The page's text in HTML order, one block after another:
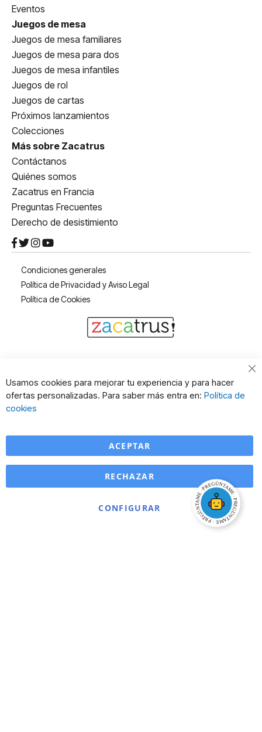
Eventos
Juegos de mesa
Juegos de mesa familiares
Juegos de mesa para dos
Juegos de mesa infantiles
Juegos de rol
Juegos de cartas
Próximos lanzamientos
Colecciones
Más sobre Zacatrus
Contáctanos
Quiénes somos
Zacatrus en Francia
Preguntas Frecuentes
Derecho de desistimiento
Condiciones generales
Política de Privacidad y Aviso Legal
Política de Cookies
Usamos cookies para mejorar tu experiencia y para hacer
ofertas personalizadas. Para saber más entra en: Política de
cookies
ACEPTAR
CONFIGURAR
RECHAZAR